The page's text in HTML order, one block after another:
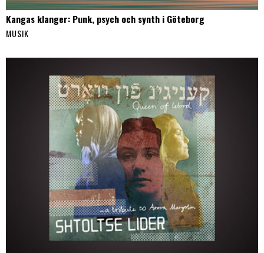
Kangas klanger: Punk, psych och synth i Göteborg
MUSIK